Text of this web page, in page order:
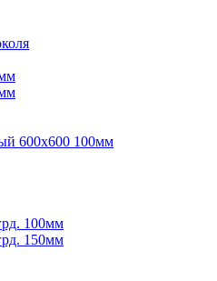
600х600 100мм
100мм
150мм